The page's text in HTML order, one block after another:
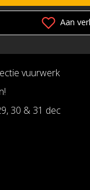
Aan
vuurwerk
30 & 31 dec